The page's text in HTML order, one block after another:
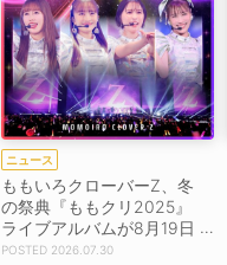
ニュース
ももいろクローバーZ、冬
の祭典『ももクリ2025』
ライブアルバムが8月19日
配信決定！「idola」の8月
2026.07.30